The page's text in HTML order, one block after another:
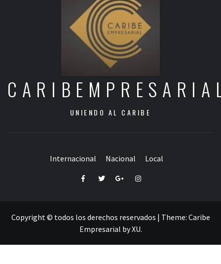
UNIENDO AL CARIBE
Internacional Nacional Local
FacebookTwitterGoogle+Instagram
Copyright © todos los derechos reservados | Theme: Caribe
Empresarial byXU.